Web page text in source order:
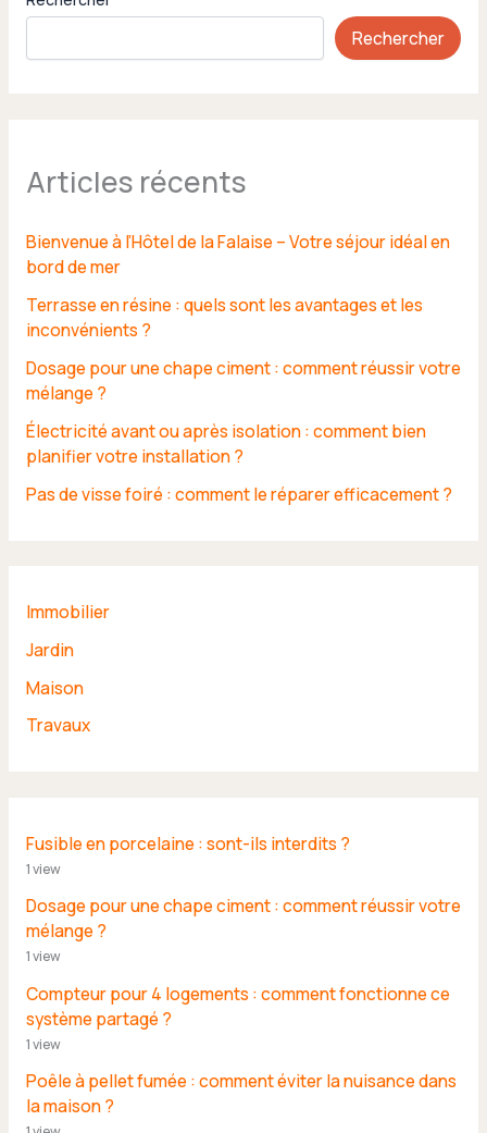
Rechercher
Articles récents
Bienvenue à l’Hôtel de la Falaise – Votre séjour idéal en
bord de mer
Terrasse en résine : quels sont les avantages et les
inconvénients ?
Dosage pour une chape ciment : comment réussir votre
mélange ?
Électricité avant ou après isolation : comment bien
planifier votre installation ?
Pas de visse foiré : comment le réparer efficacement ?
Immobilier
Jardin
Maison
Travaux
Fusible en porcelaine : sont-ils interdits ?
1 view
Dosage pour une chape ciment : comment réussir votre
mélange ?
1 view
Compteur pour 4 logements : comment fonctionne ce
système partagé ?
1 view
Poêle à pellet fumée : comment éviter la nuisance dans
la maison ?